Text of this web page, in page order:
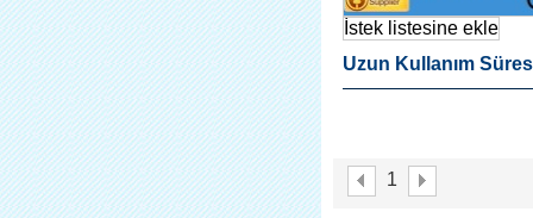
İstek listesine ekle
Uzun Kullanım
1